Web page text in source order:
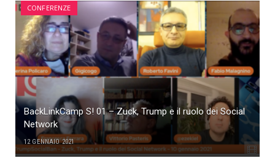
CONFERENZE
BackLinkCamp S! 01 – Zuck, Trump e il ruolo dei Social
Network
12 GENNAIO 2021